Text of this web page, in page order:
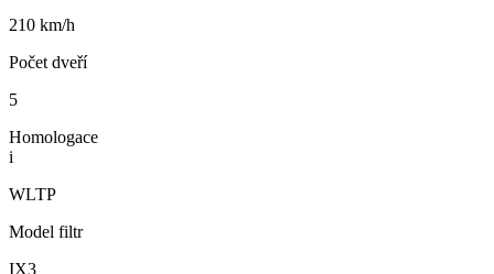
210 km/h
Počet dveří
5
Homologace
i
WLTP
Model filtr
IX3